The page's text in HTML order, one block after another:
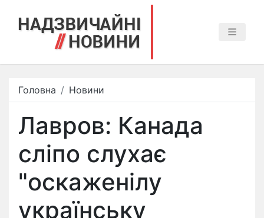
Головна Новини
Лавров: Канада
сліпо слухає
"оскаженілу
українську